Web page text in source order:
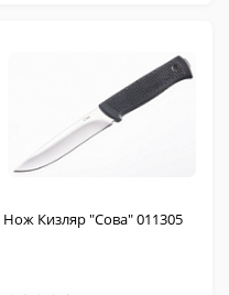
Нож Кизляр "Сова" 011305